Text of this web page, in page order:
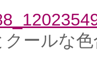
クールな